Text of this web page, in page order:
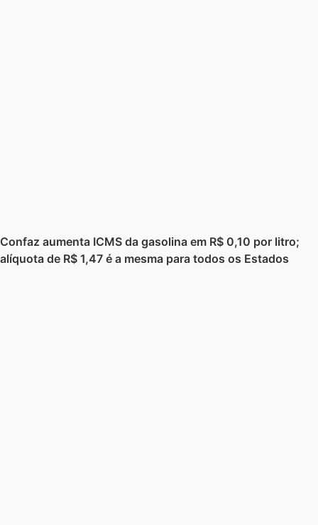
Confaz aumenta ICMS da gasolina em R$ 0,10 por litro;
alíquota de R$ 1,47 é a mesma para todos os Estados